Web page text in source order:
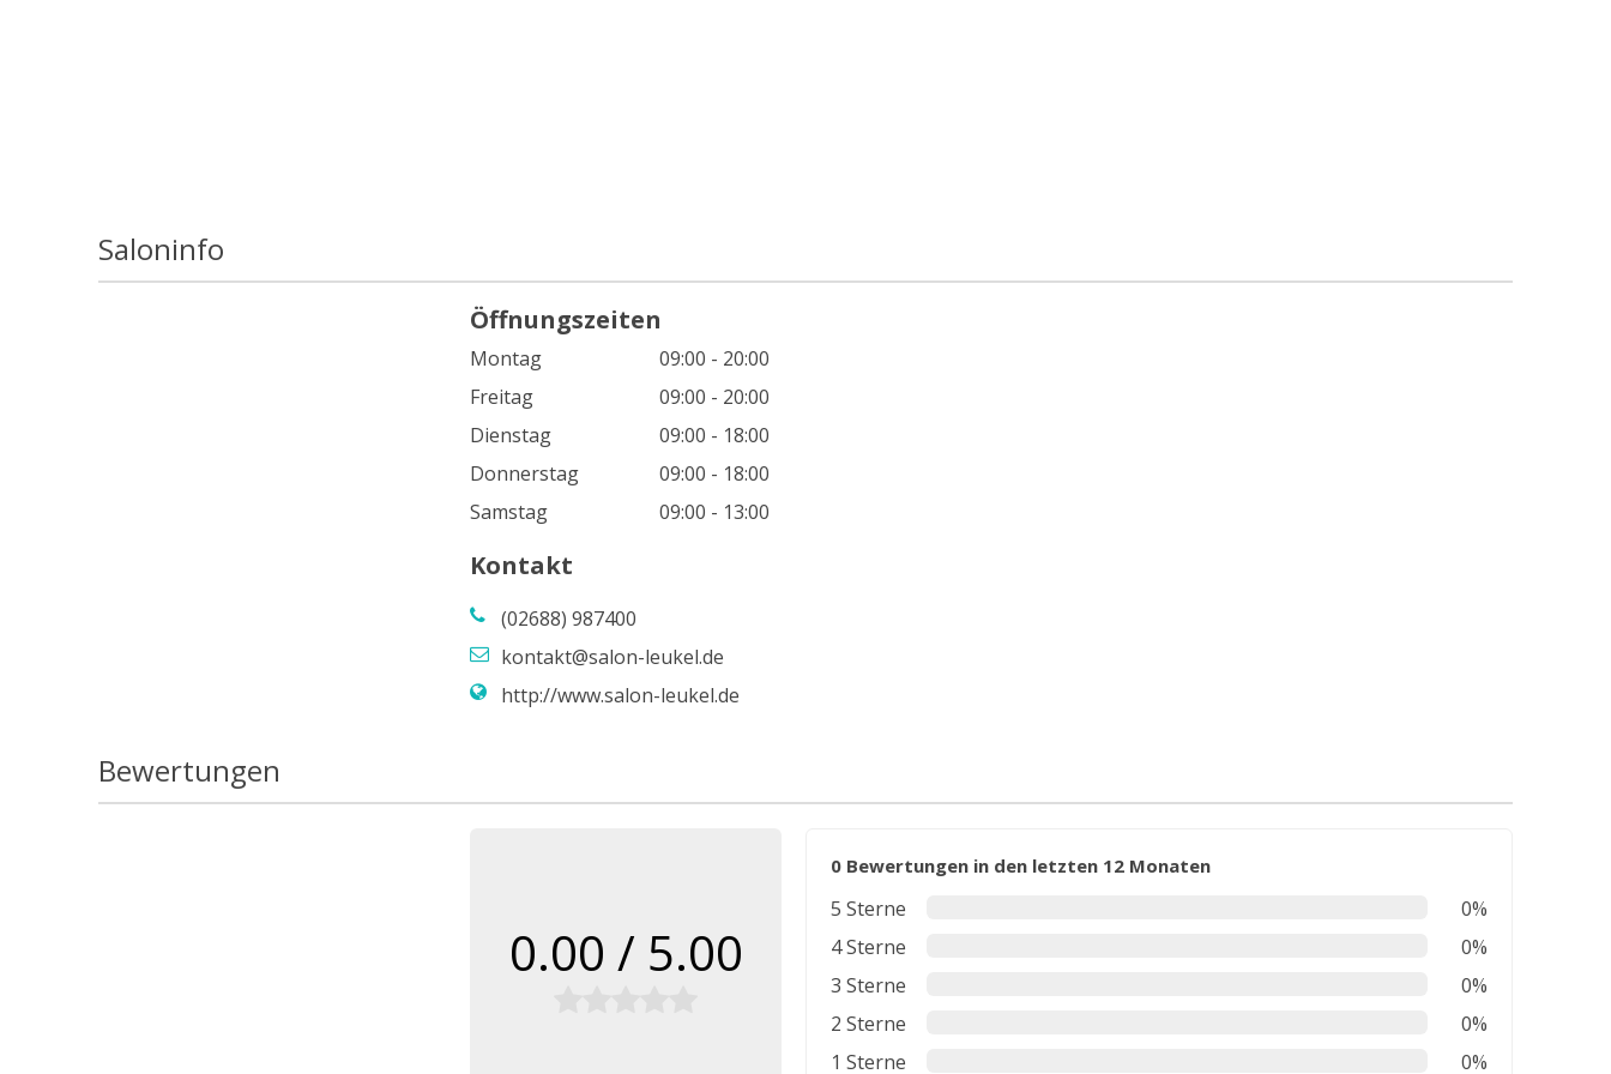
Saloninfo
Öffnungszeiten
Montag
09:00 - 20:00
Freitag
09:00 - 20:00
Dienstag
09:00 - 18:00
Donnerstag
09:00 - 18:00
Samstag
09:00 - 13:00
Kontakt
(02688) 987400
kontakt@salon-leukel.de
http://www.salon-leukel.de
Bewertungen
0.00 / 5.00
0 Bewertungen in den letzten 12 Monaten
5 Sterne
0%
4 Sterne
0%
3 Sterne
0%
2 Sterne
0%
1 Sterne
0%